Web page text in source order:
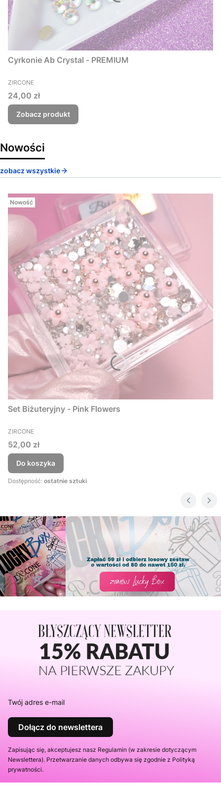
Cyrkonie Ab Crystal - PREMIUM
PRODUCENT
ZIRCONE
Cena
24,00 zł
Zobacz produkt
Nowości
zobacz wszystkie
Nowość
Set Biżuteryjny - Pink Flowers
PRODUCENT
ZIRCONE
Cena
52,00 zł
Do koszyka
Dostępność: ostatnie sztuki
Twój adres e-mail
Dołącz do newslettera
Zapisując się, akceptujesz nasz Regulamin (w zakresie dotyczącym
Newslettera). Przetwarzanie danych odbywa się zgodnie z Polityką
prywatności.